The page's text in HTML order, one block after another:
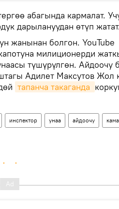
абагында кармалат.
дарылануудан өтүп
жанынан болгон. YouTube
милиционерди
түшүрүлгөн. Айдоочу
Адилет Максутов Жол
тапанча такаганда
инспектор унаа айдоочу